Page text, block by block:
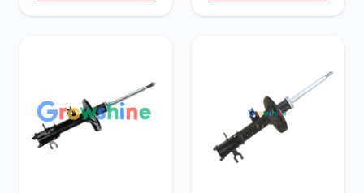
2014 Chevrolet
Absorber for
Daewoo Kalos